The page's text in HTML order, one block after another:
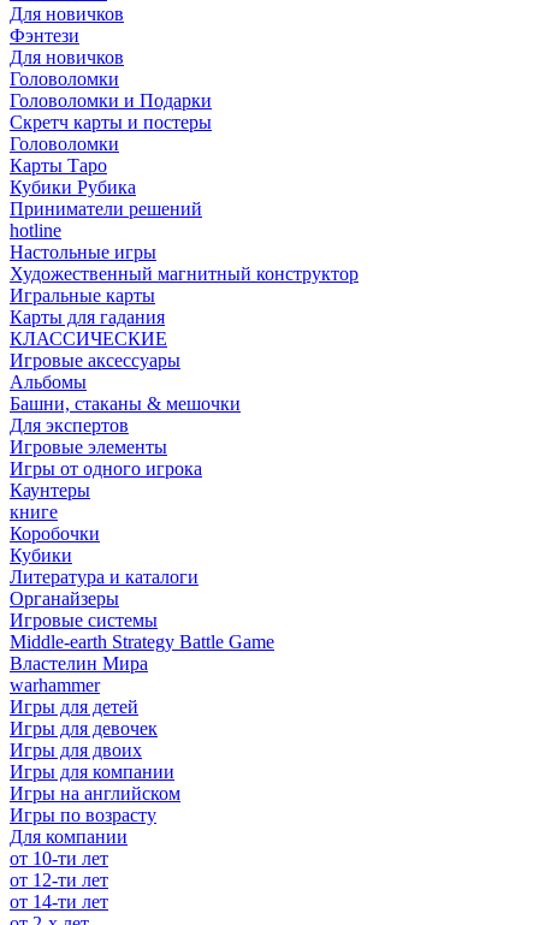
Для новичков
Фэнтези
Для новичков
Головоломки
Головоломки и Подарки
Cкретч карты и постеры
Головоломки
Карты Таро
Кубики Рубика
Приниматели решений
hotline
Настольные игры
Художественный магнитный конструктор
Игральные карты
Карты для гадания
КЛАССИЧЕСКИЕ
Игровые аксессуары
Альбомы
Башни, стаканы & мешочки
Для экспертов
Игровые элементы
Игры от одного игрока
Каунтеры
книге
Коробочки
Кубики
Литература и каталоги
Органайзеры
Игровые системы
Middle-earth Strategy Battle Game
Властелин Мира
warhammer
Игры для детей
Игры для девочек
Игры для двоих
Игры для компании
Игры на английском
Игры по возрасту
Для компании
от 10-ти лет
от 12-ти лет
от 14-ти лет